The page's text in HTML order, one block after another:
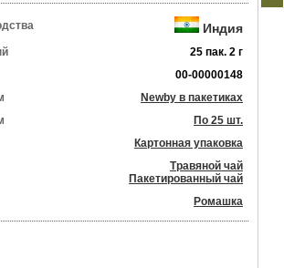
Индия
25 пак. 2 г
00-00000148
Newby в пакетиках
По 25 шт.
Картонная упаковка
Травяной чай
Пакетированный чай
Ромашка